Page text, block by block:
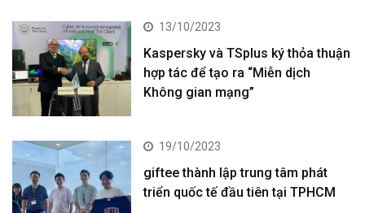
13/10/2023
Kaspersky và TSplus ký thỏa thuận
hợp tác để tạo ra “Miễn dịch
Không gian mạng”
19/10/2023
giftee thành lập trung tâm phát
triển quốc tế đầu tiên tại TPHCM